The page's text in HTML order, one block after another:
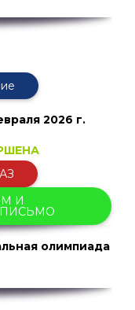
2026 г.
И
ПИСЬМО
олимпиада